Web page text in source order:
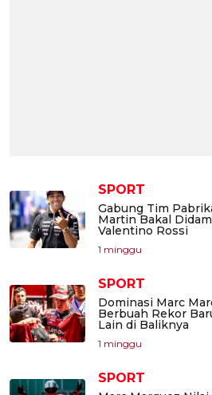
SPORT
Gabung Tim
Martin Bakal
Valentino Rossi
1 minggu
SPORT
Dominasi Marc
Berbuah Rekor
Lain di Baliknya
1 minggu
SPORT